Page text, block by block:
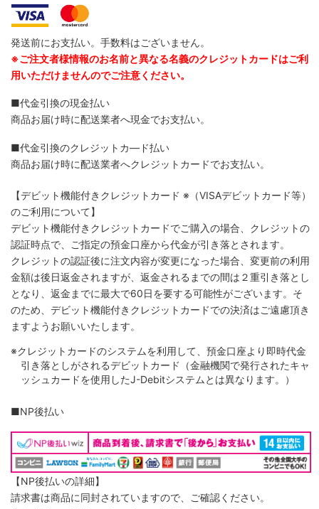
発送前にお支払い。手数料はございません。
※ご注文者様情報のお名前と異なる名義のクレジットカードはご利
用いただけませんのでご注意ください。
■代金引換の現金払い
商品お届け時に配送業者へ現金でお支払い。
■代金引換のクレジットカ―ド払い
商品お届け時に配送業者へクレジットカードでお支払い。
【デビット機能付きクレジットカード ※（VISAデビットカード等）
のご利用について】
デビット機能付きクレジットカードでご購入の場合、クレジットの
認証時点で、ご指定の預金口座から代金が引き落とされます。
クレジットの認証後に注文内容が変更になった場合、変更前の利用
金額は後日返金されますが、返金されるまでの間は２重引き落とし
となり、返金までに最大で60日を要する可能性がございます。そ
のため、デビット機能付きクレジットカードでの決済はご遠慮頂き
ますようお願いいたします。
※クレジットカードのシステムを利用して、預金口座より即時代金
引き落としがされるデビットカード（金融機関で発行されたキャ
ッシュカードを使用したJ-Debitシステムとは異なります。）
■NP後払い
【NP後払いの詳細】
請求書は商品に同封されていますので、ご確認ください。